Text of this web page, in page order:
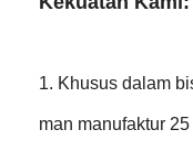
1. Khusus dalam
man manufaktur